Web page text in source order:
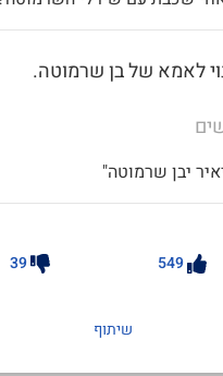
יבן שרמוטה"
549
39
שיתוף